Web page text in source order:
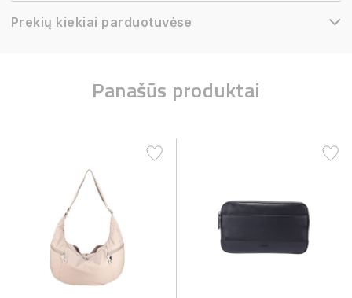
Prekių kiekiai parduotuvėse
Panašūs produktai